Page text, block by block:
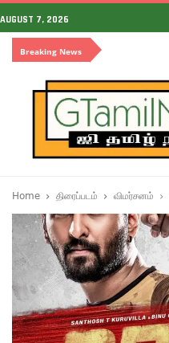
AUGUST 7, 2026
Breaking News
Home திரைப்படம் விமர்சனம்